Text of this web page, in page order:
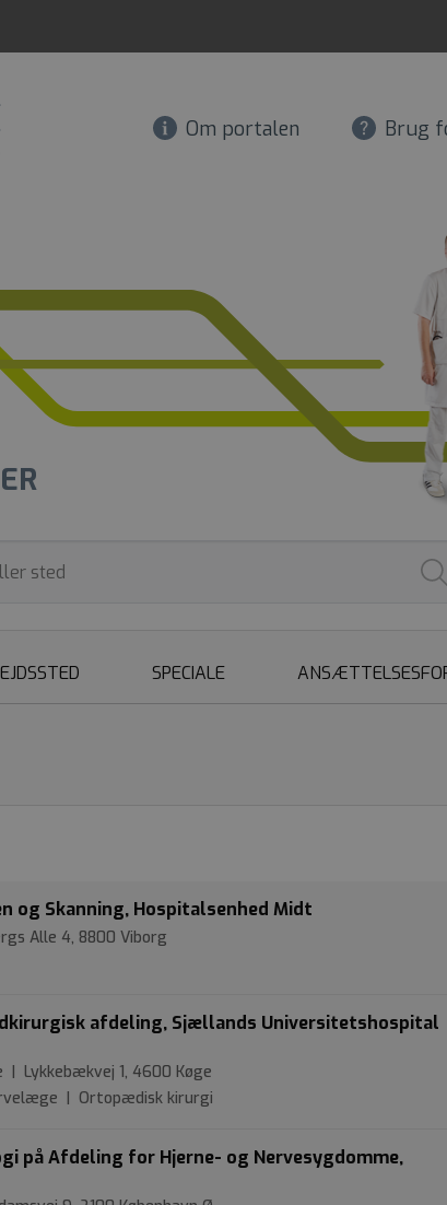
Om portalen Brug
SPECIALE
Skanning, Hospitalsenhed Midt
Alle 4, 8800 Viborg
afdeling, Sjællands Universitetshospital
| Lykkebækvej 1, 4600 Køge
| Ortopædisk kirurgi
på Afdeling for Hjerne- og Nervesygdomme,